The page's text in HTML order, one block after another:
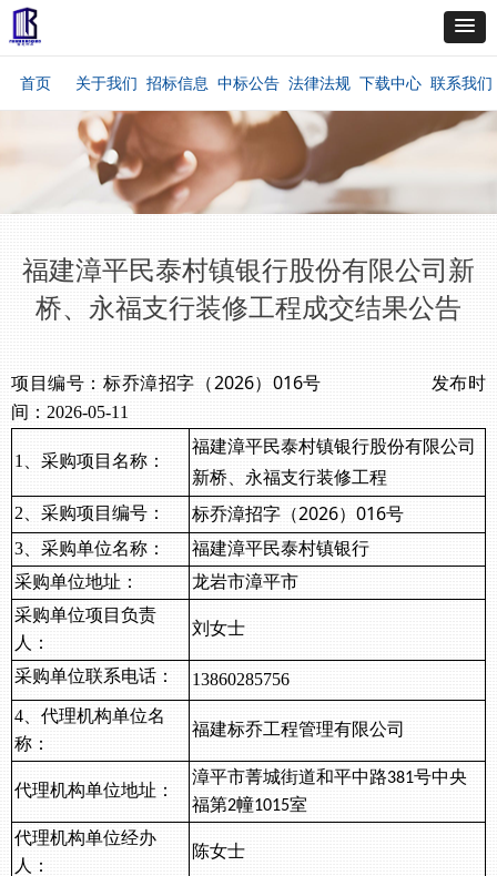
首页 关于我们 招标信息 中标公告 法律法规 下载中心 联系我们
项目编号： 标乔漳招字（2026）016号
发布时
间： 2026-05-11
1、 采购项目名称：
福建漳平民泰村镇银行股份有限公司
新桥、永福支行装修工程
2、 采购项目编号： 标乔漳招字（2026）016号
3、采购单位名称：
福建漳平民泰村镇银行
采购单位地址：
龙岩市漳平市
采购单位项目负责
人：
刘女士
采购单位联系电话：
13860285756
4、代理机构单位名
称：
福建标乔工程管理有限公司
代理机构单位地址：
漳平市菁城街道和平中路381号中央
福第2幢1015室
代理机构单位经办
人：
陈女士
福建漳平民泰村镇银行股份有限公司新
桥、永福支行装修工程成交结果公告